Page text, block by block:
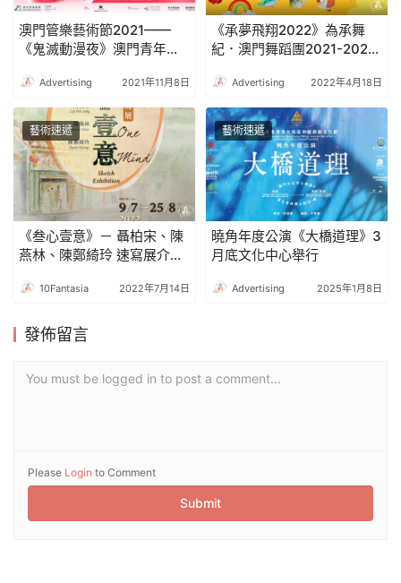
澳門管樂藝術節2021——
《鬼滅動漫夜》澳門青年管
Advertising 2021年11月8日
《承夢飛翔2022》為承舞
紀．澳門舞蹈團2021-2022
Advertising 2022年4月18日
藝術速遞
《叁心壹意》－ 聶柏宋、陳
燕林、陳鄭綺玲 速寫展介紹
10Fantasia 2022年7月14日
藝術速遞
曉角年度公演《大橋道理》3
月底文化中心舉行
Advertising 2025年1月8日
發佈留言
You must be logged in to post a comment...
Please Login to Comment
Submit